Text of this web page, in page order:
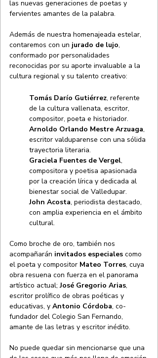
las nuevas generaciones de poetas y
fervientes amantes de la palabra.
Además de nuestra homenajeada estelar,
contaremos con un jurado de lujo,
conformado por personalidades
reconocidas por su aporte invaluable a la
cultura regional y su talento creativo:
Tomás Darío Gutiérrez, referente
de la cultura vallenata, escritor,
compositor, poeta e historiador.
Arnoldo Orlando Mestre Arzuaga,
escritor valduparense con una sólida
trayectoria literaria.
Graciela Fuentes de Vergel,
compositora y poetisa apasionada
por la creación lírica y dedicada al
bienestar social de Valledupar.
John Acosta, periodista destacado,
con amplia experiencia en el ámbito
cultural.
Como broche de oro, también nos
acompañarán invitados especiales como
el poeta y compositor Mateo Torres, cuya
obra resuena con fuerza en el panorama
artístico actual; José Gregorio Arias,
escritor prolífico de obras poéticas y
educativas, y Antonio Córdoba, co-
fundador del Colegio San Fernando,
amante de las letras y escritor inédito.
No puede quedar sin mencionarse que una